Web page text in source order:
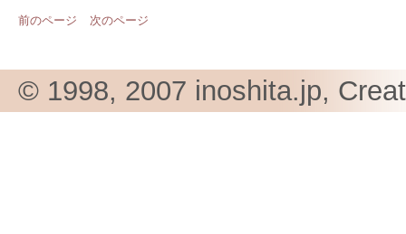
前のページ 次のページ
© 1998, 2007 inoshita.jp,